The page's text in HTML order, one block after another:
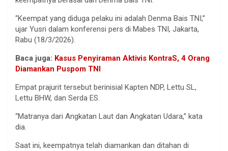
“Keempat yang diduga pelaku ini adalah Denma Bais TNI,”
ujar Yusri dalam konferensi pers di Mabes TNI, Jakarta,
Rabu (18/3/2026).
Baca juga: Kasus Penyiraman Aktivis KontraS, 4 Orang
Diamankan Puspom TNI
Empat prajurit tersebut berinisial Kapten NDP, Lettu SL,
Lettu BHW, dan Serda ES.
“Matranya dari Angkatan Laut dan Angkatan Udara,” kata
dia.
Saat ini, keempatnya telah diamankan dan ditahan di